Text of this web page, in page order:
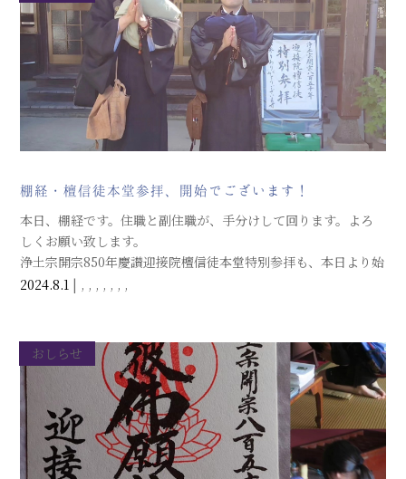
棚経・檀信徒本堂参拝、開始でございます！
2024.8.1 | , , , , , , ,
本日、棚経です。住職と副住職が、手分けして回ります。よろ
しくお願い致します。
浄土宗開宗850年慶讃迎接院檀信徒本堂特別参拝も、本日より始
まりました。期間は8月18日まで、朝6時から午後6時まで。ご都
おしらせ